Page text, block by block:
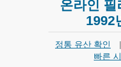
온라인 필
1992
정통 유산 확인 |
빠른